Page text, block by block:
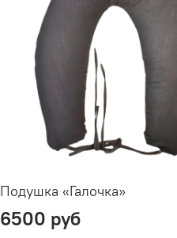
Подушка «Галочка»
6500 руб